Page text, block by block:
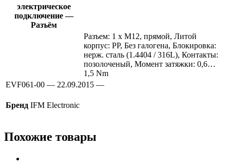
электрическое
подключение —
Разъём
Разъем: 1 x M12, прямой, Литой
корпус: PP, Без галогена, Блокировка:
нерж. сталь (1.4404 / 316L), Контакты:
позолоченый, Момент затяжки: 0,6…
1,5 Nm
EVF061-00 — 22.09.2015 —
Бренд IFM Electronic
Похожие товары